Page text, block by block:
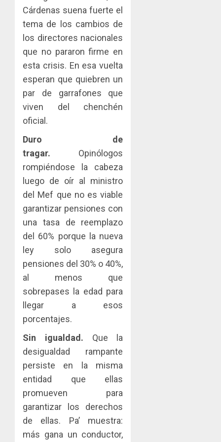
Cárdenas suena fuerte el
tema de los cambios de
los directores nacionales
que no pararon firme en
esta crisis. En esa vuelta
esperan que quiebren un
par de garrafones que
viven del chenchén
oficial.
Duro de
tragar. Opinólogos
rompiéndose la cabeza
luego de oír al ministro
del Mef que no es viable
garantizar pensiones con
una tasa de reemplazo
del 60% porque la nueva
ley solo asegura
pensiones del 30% o 40%,
al menos que
sobrepases la edad para
llegar a esos
porcentajes.
Sin igualdad. Que la
desigualdad rampante
persiste en la misma
entidad que ellas
promueven para
garantizar los derechos
de ellas. Pa’ muestra:
más gana un conductor,